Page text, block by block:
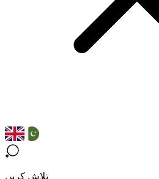
تلاش کریں